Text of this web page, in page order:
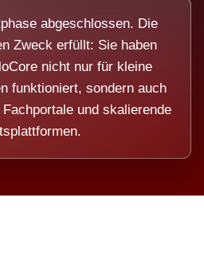
abgeschlossen. Die
Zweck erfüllt: Sie haben
nicht nur für kleine
funktioniert, sondern auch
und skalierende